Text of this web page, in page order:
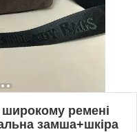
широкому ремені
замша+шкіра